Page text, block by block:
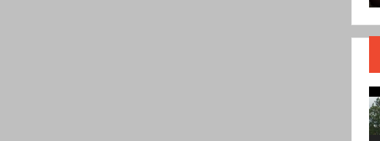
de